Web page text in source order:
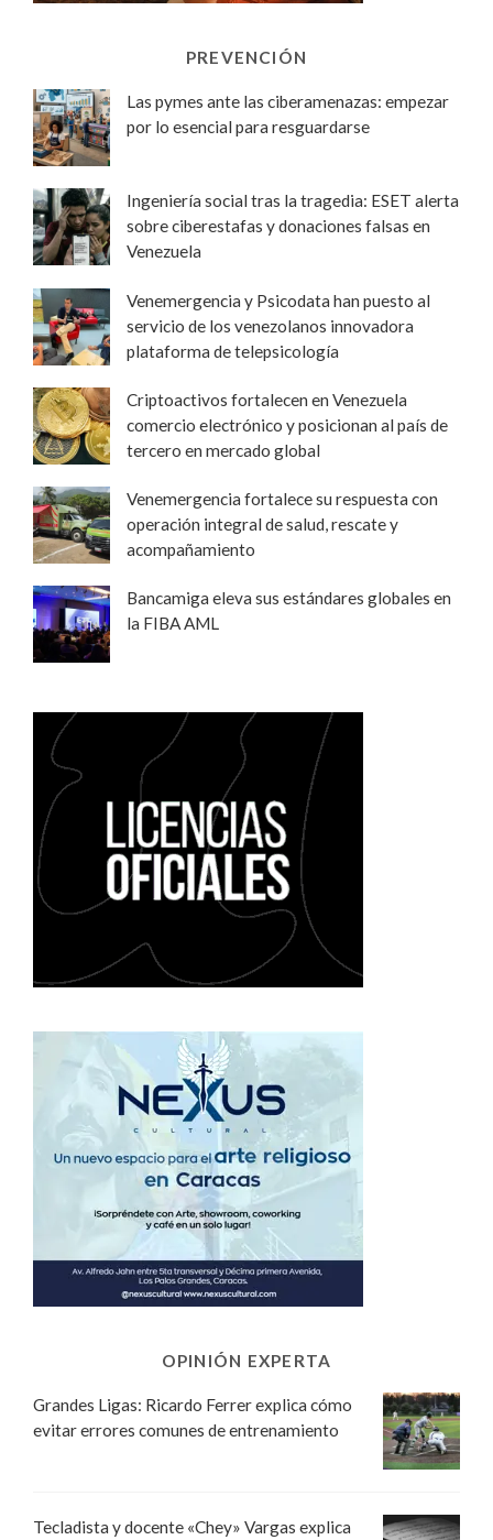
PREVENCIÓN
Las pymes ante las ciberamenazas: empezar
por lo esencial para resguardarse
Ingeniería social tras la tragedia: ESET alerta
sobre ciberestafas y donaciones falsas en
Venezuela
Venemergencia y Psicodata han puesto al
servicio de los venezolanos innovadora
plataforma de telepsicología
Criptoactivos fortalecen en Venezuela
comercio electrónico y posicionan al país de
tercero en mercado global
Venemergencia fortalece su respuesta con
operación integral de salud, rescate y
acompañamiento
Bancamiga eleva sus estándares globales en
la FIBA AML
OPINIÓN EXPERTA
Grandes Ligas: Ricardo Ferrer explica cómo
evitar errores comunes de entrenamiento
Tecladista y docente «Chey» Vargas explica